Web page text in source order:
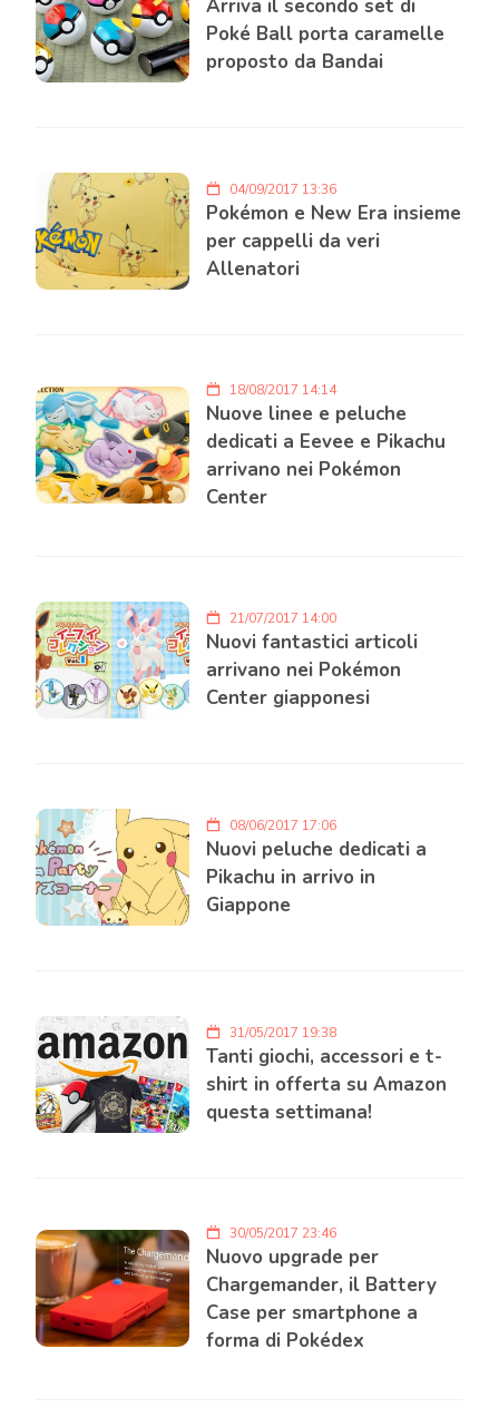
Arriva il secondo set di
Poké Ball porta caramelle
proposto da Bandai
04/09/2017 13:36
Pokémon e New Era insieme
per cappelli da veri
Allenatori
18/08/2017 14:14
Nuove linee e peluche
dedicati a Eevee e Pikachu
arrivano nei Pokémon
Center
21/07/2017 14:00
Nuovi fantastici articoli
arrivano nei Pokémon
Center giapponesi
08/06/2017 17:06
Nuovi peluche dedicati a
Pikachu in arrivo in
Giappone
31/05/2017 19:38
Tanti giochi, accessori e t-
shirt in offerta su Amazon
questa settimana!
30/05/2017 23:46
Nuovo upgrade per
Chargemander, il Battery
Case per smartphone a
forma di Pokédex